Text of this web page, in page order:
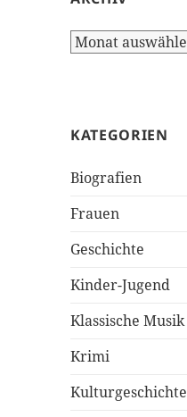
Archiv
KATEGORIEN
Biografien
Frauen
Geschichte
Kinder-Jugend
Klassische Musik
Krimi
Kulturgeschichte